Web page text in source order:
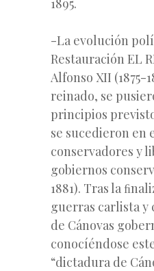
1895.
-La evolución
Restauración EL
Alfonso XII (1875-
reinado, se
principios
se sucedieron en
conservadores y
gobiernos
1881). Tras la
guerras carlista y
de Cánovas
conocíéndose
“dictadura de